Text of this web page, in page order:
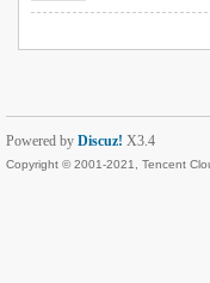
Powered by Discuz! X3.4
Copyright © 2001-2021, Tencent